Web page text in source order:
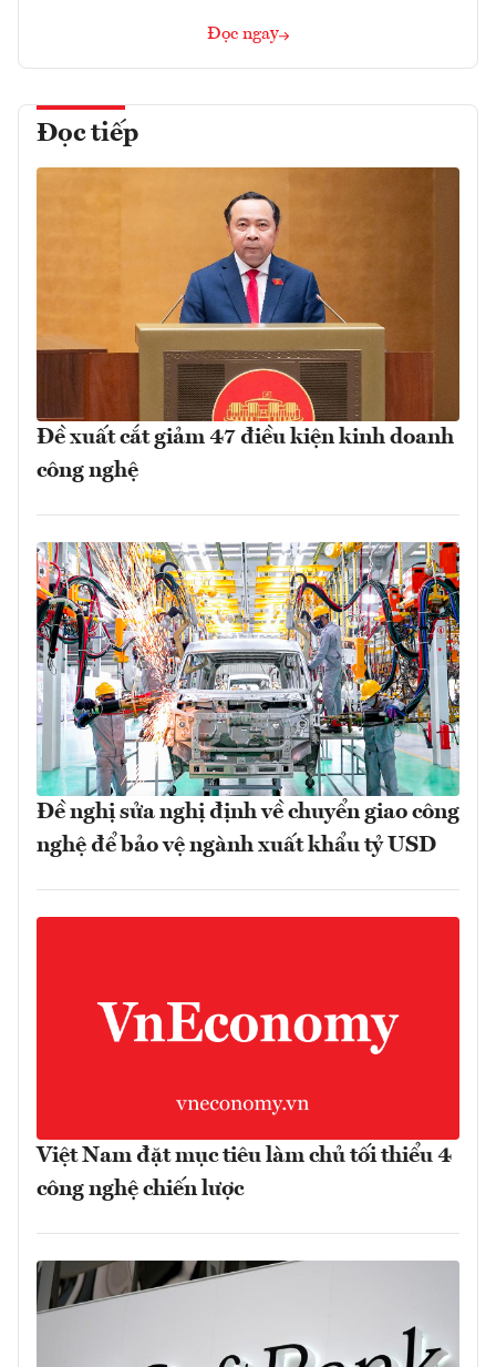
Đọc ngay
Đọc tiếp
Đề xuất cắt giảm 47 điều kiện kinh doanh
công nghệ
Đề nghị sửa nghị định về chuyển giao công
nghệ để bảo vệ ngành xuất khẩu tỷ USD
Việt Nam đặt mục tiêu làm chủ tối thiểu 4
công nghệ chiến lược